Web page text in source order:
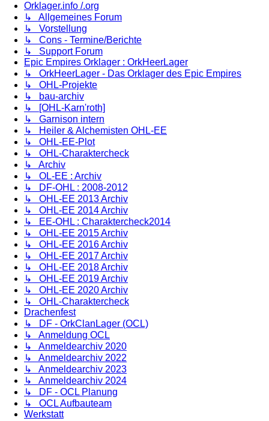
Orklager.info /.org
↳ Allgemeines Forum
↳ Vorstellung
↳ Cons - Termine/Berichte
↳ Support Forum
Epic Empires Orklager : OrkHeerLager
↳ OrkHeerLager - Das Orklager des Epic Empires
↳ OHL-Projekte
↳ bau-archiv
↳ [OHL-Karn'roth]
↳ Garnison intern
↳ Heiler & Alchemisten OHL-EE
↳ OHL-EE-Plot
↳ OHL-Charaktercheck
↳ Archiv
↳ OL-EE : Archiv
↳ DF-OHL : 2008-2012
↳ OHL-EE 2013 Archiv
↳ OHL-EE 2014 Archiv
↳ EE-OHL : Charaktercheck2014
↳ OHL-EE 2015 Archiv
↳ OHL-EE 2016 Archiv
↳ OHL-EE 2017 Archiv
↳ OHL-EE 2018 Archiv
↳ OHL-EE 2019 Archiv
↳ OHL-EE 2020 Archiv
↳ OHL-Charaktercheck
Drachenfest
↳ DF - OrkClanLager (OCL)
↳ Anmeldung OCL
↳ Anmeldearchiv 2020
↳ Anmeldearchiv 2022
↳ Anmeldearchiv 2023
↳ Anmeldearchiv 2024
↳ DF - OCL Planung
↳ OCL Aufbauteam
Werkstatt